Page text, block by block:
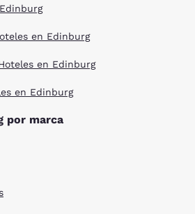
en Edinburg
en Edinburg
en Edinburg
por marca